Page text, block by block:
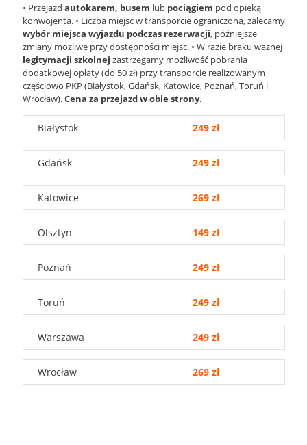
• Przejazd autokarem, busem lubpociągiem pod opieką
konwojenta. • Liczba miejsc w transporcie ograniczona, zalecamy
wybór miejsca wyjazdu podczas rezerwacji, późniejsze
zmiany możliwe przy dostępności miejsc. • W razie braku ważnej
legitymacji szkolnej zastrzegamy możliwość pobrania
dodatkowej opłaty (do 50 zł) przy transporcie realizowanym
częściowo PKP (Białystok, Gdańsk, Katowice, Poznań, Toruń i
Wrocław).Cena za przejazd w obie strony.
Białystok 249 zł
Gdańsk 249 zł
Katowice 269 zł
Olsztyn 149 zł
Poznań 249 zł
Toruń 249 zł
Warszawa 249 zł
Wrocław 269 zł